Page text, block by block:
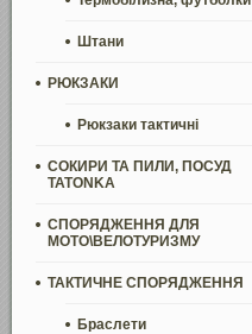
Штани
РЮКЗАКИ
Рюкзаки тактичні
СОКИРИ ТА ПИЛИ, ПОСУД
TATONKA
СПОРЯДЖЕННЯ ДЛЯ
МОТО\ВЕЛОТУРИЗМУ
ТАКТИЧНЕ СПОРЯДЖЕННЯ
Браслети